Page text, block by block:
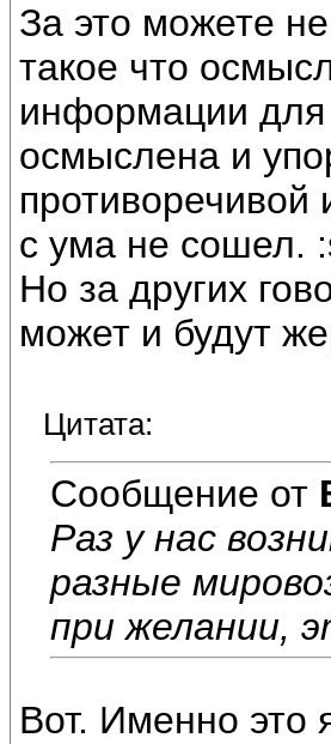
За это можете
такое что
информации
осмыслена и
с ума не сошел.
Но за других
может и будут
Цитата:
Сообщение от
Раз у нас
разные
при желании,
Вот. Именно это